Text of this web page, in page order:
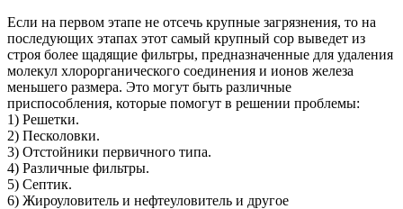
Если на первом этапе не отсечь крупные загрязнения, то на
последующих этапах этот самый крупный сор выведет из
строя более щадящие фильтры, предназначенные для удаления
молекул хлорорганического соединения и ионов железа
меньшего размера. Это могут быть различные
приспособления, которые помогут в решении проблемы:
1) Решетки.
2) Песколовки.
3) Отстойники первичного типа.
4) Различные фильтры.
5) Септик.
6) Жироуловитель и нефтеуловитель и другое